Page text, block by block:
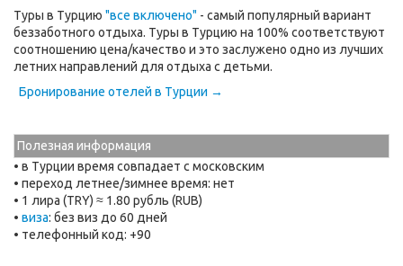
Как купить
О компании
Туры в Турцию "все включено" - самый популярный вариант
беззаботного отдыха. Туры в Турцию на 100% соответствуют
соотношению цена/качество и это заслужено одно из лучших
летних направлений для отдыха с детьми.
Бронирование отелей в Турции →
Полезная информация
• в Турции время совпадает с московским
• переход летнее/зимнее время: нет
• 1 лира (TRY) ≈ 1.80 рубль (RUB)
• виза: без виз до 60 дней
• телефонный код: +90